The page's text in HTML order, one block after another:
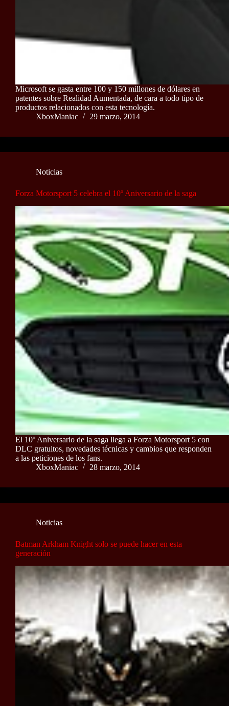
Microsoft se gasta entre 100 y 150 millones de dólares en
patentes sobre Realidad Aumentada, de cara a todo tipo de
productos relacionados con esta tecnología.
XboxManiac
29 marzo, 2014
Noticias
Forza Motorsport 5 celebra el 10º Aniversario de la saga
El 10º Aniversario de la saga llega a Forza Motorsport 5 con
DLC gratuitos, novedades técnicas y cambios que responden
a las peticiones de los fans.
XboxManiac
28 marzo, 2014
Noticias
Batman Arkham Knight solo se puede hacer en esta
generación